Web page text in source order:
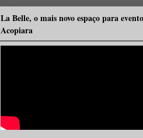
La Belle, o mais novo espaço para
Acopiara